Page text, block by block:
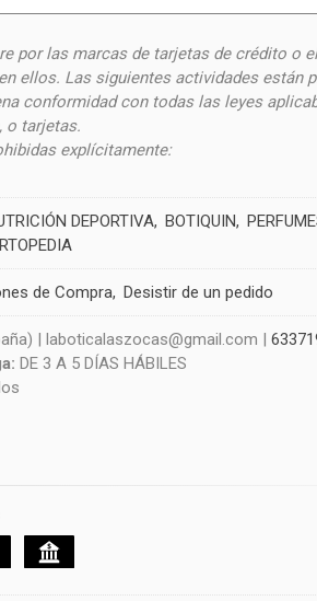
por las marcas de tarjetas de crédito o
ellos. Las siguientes actividades están
conformidad con todas las leyes
o tarjetas.
explícitamente:
DEPORTIVA BOTIQUIN
de Compra Desistir de un pedido
| laboticalaszocas@gmail.com |
DE 3 A 5 DÍAS HÁBILES